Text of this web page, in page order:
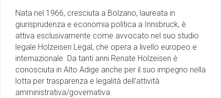
Nata nel 1966, cresciuta a Bolzano, laureata in
giurisprudenza e economia politica a Innsbruck, è
attiva esclusivamente come avvocato nel suo studio
legale Holzeisen Legal, che opera a livello europeo e
internazionale. Da tanti anni Renate Holzeisen è
conosciuta in Alto Adige anche per il suo impegno nella
lotta per trasparenza e legalità dell’attività
amministrativa/governativa.